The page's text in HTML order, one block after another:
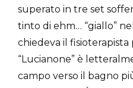
superato in tre set
tinto di ehm… “giallo”
chiedeva il
“Lucianone” è
campo verso il bagno